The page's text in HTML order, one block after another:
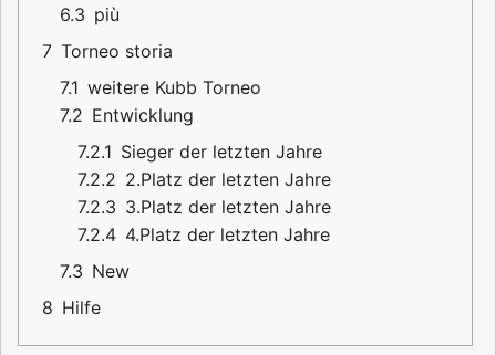
6.3 più
7 Torneo storia
7.1 weitere Kubb Torneo
7.2 Entwicklung
7.2.1 Sieger der letzten Jahre
7.2.2 2.Platz der letzten Jahre
7.2.3 3.Platz der letzten Jahre
7.2.4 4.Platz der letzten Jahre
7.3 New
8 Hilfe